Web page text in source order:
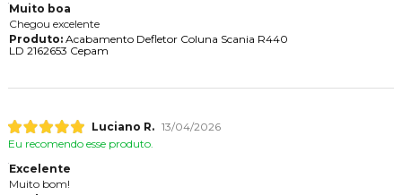
Muito boa
Chegou excelente
Produto:Acabamento Defletor Coluna Scania R440
LD 2162653 Cepam
Luciano R. 13/04/2026
Eu recomendo esse produto.
Excelente
Muito bom!